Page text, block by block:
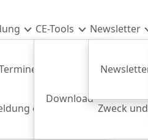
AEU-Vertrag
& Anmeldung
einer Mitarbeiter*in
CE-Tools
Download
Zweck
Newsletter